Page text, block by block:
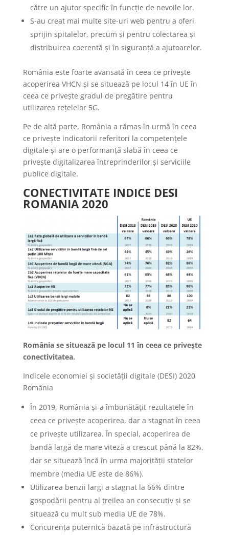
către un ajutor specific în funcție de nevoile lor.
S-au creat mai multe site-uri web pentru a oferi
sprijin spitalelor, precum și pentru colectarea și
distribuirea coerentă și în siguranță a ajutoarelor.
România este foarte avansată în ceea ce privește
acoperirea VHCN și se situează pe locul 14 în UE în
ceea ce privește gradul de pregătire pentru
utilizarea rețelelor 5G.
Pe de altă parte, România a rămas în urmă în ceea
ce privește indicatorii referitori la competențele
digitale și are o performanță slabă în ceea ce
privește digitalizarea întreprinderilor și serviciile
publice digitale.
CONECTIVITATE INDICE DESI
ROMANIA 2020
România se situează pe locul 11 în ceea ce privește
conectivitatea.
Indicele economiei și societății digitale (DESI) 2020
România
În 2019, România și-a îmbunătățit rezultatele în
ceea ce privește acoperirea, dar a stagnat în ceea
ce privește utilizarea. În special, acoperirea de
bandă largă de mare viteză a crescut până la 82%,
dar se situează încă în urma majorității statelor
membre (media UE este de 86%).
Utilizarea benzii largi a stagnat la 66% dintre
gospodării pentru al treilea an consecutiv și se
situează cu mult sub media UE de 78%.
Concurența puternică bazată pe infrastructură